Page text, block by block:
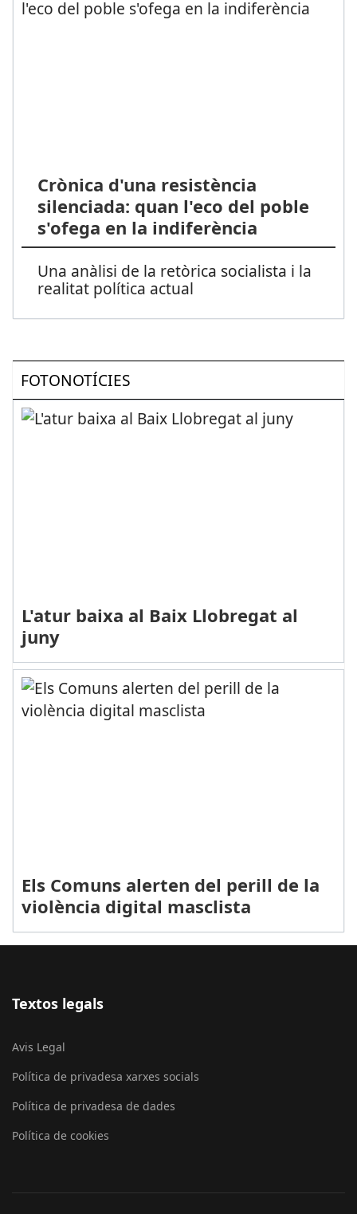
Crònica d'una resistència
silenciada: quan l'eco del poble
s'ofega en la indiferència
Una anàlisi de la retòrica socialista i la
realitat política actual
FOTONOTÍCIES
L'atur baixa al Baix Llobregat al
juny
Els Comuns alerten del perill de la
violència digital masclista
Textos legals
Avis Legal
Política de privadesa xarxes socials
Política de privadesa de dades
Política de cookies